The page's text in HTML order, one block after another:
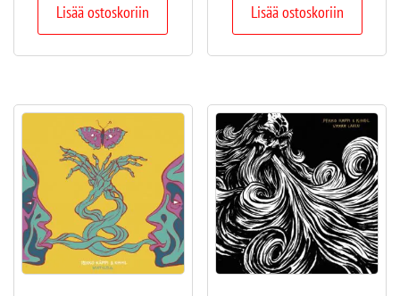
Lisää ostoskoriin Lisää ostoskoriin